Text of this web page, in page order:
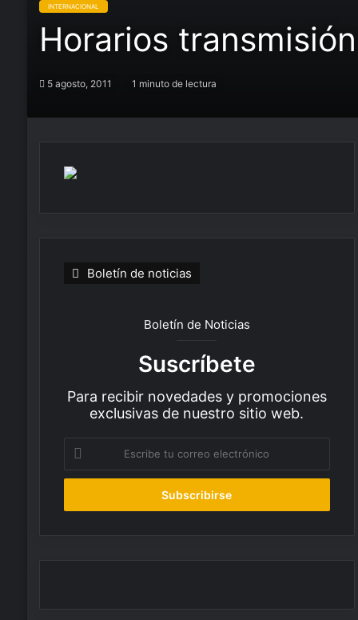
INTERNACIONAL
Horarios
5 agosto, 2011 1 minuto de lectura
Boletín de noticias
Boletín de Noticias
Suscríbete
Para recibir novedades y promociones
exclusivas de nuestro sitio web.
c
i